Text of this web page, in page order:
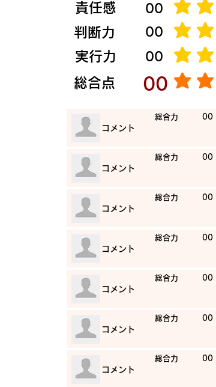
​責任感
​判断力
​00
​00
平均評価 3 /5
平均評価 3 /5
​実行力 ​00
​総合点 ​00
平均評価 3 /5
平均評価 3 /5
​総合力 00
​コメント
​総合力 00
​コメント
​総合力 00
​コメント
​総合力 00
​コメント
​総合力 00
​コメント
​総合力 00
​コメント
​総合力 00
​コメント